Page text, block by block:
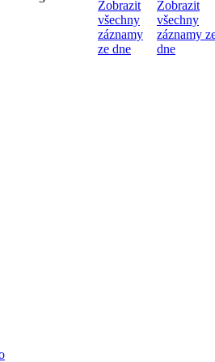
Zobrazit
všechny
záznamy
ze dne
Zobrazit
všechny
záznamy
dne